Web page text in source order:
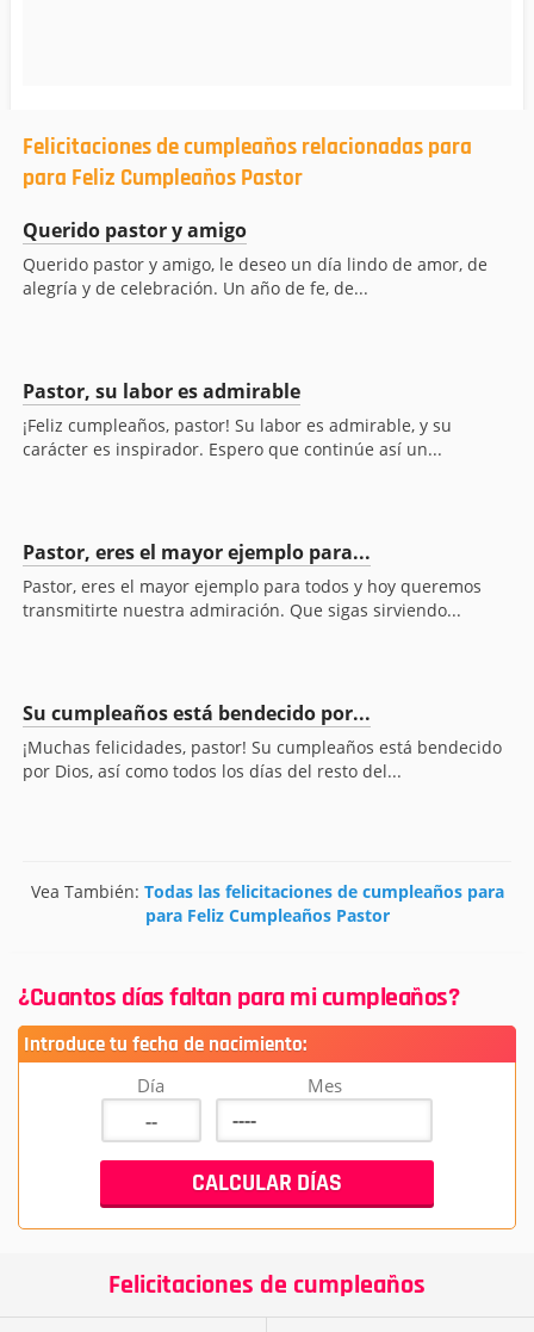
Felicitaciones de cumpleaños relacionadas para
para Feliz Cumpleaños Pastor
Querido pastor y amigo
Querido pastor y amigo, le deseo un día lindo de amor, de
alegría y de celebración. Un año de fe, de...
Pastor, su labor es admirable
¡Feliz cumpleaños, pastor! Su labor es admirable, y su
carácter es inspirador. Espero que continúe así un...
Pastor, eres el mayor ejemplo para...
Pastor, eres el mayor ejemplo para todos y hoy queremos
transmitirte nuestra admiración. Que sigas sirviendo...
Su cumpleaños está bendecido por...
¡Muchas felicidades, pastor! Su cumpleaños está bendecido
por Dios, así como todos los días del resto del...
Vea También: Todas las felicitaciones de cumpleaños para
para Feliz Cumpleaños Pastor
¿Cuantos días faltan para mi cumpleaños?
Introduce tu fecha de nacimiento:
Día Mes
Felicitaciones de cumpleaños